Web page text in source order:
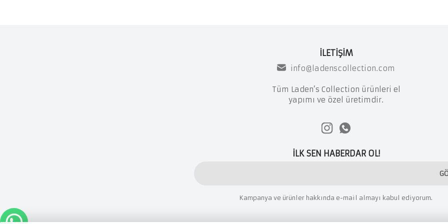
İLETİŞİM
info@ladenscollection.com
Tüm Laden’s Collection ürünleri el
yapımı ve özel üretimdir.
İLK SEN HABERDAR OL!
Kampanya ve ürünler hakkında e-mail almayı kabul ediyorum.